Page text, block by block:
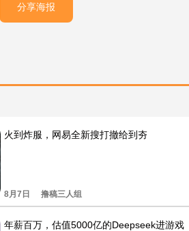
分享海报
火到炸服，网易全新搜打撤给到夯
8月7日 撸稿三人组
年薪百万，估值5000亿的Deepseek进游戏